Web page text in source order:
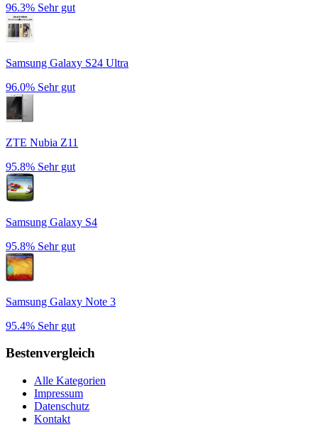
96.3% Sehr gut
Samsung Galaxy S24 Ultra
96.0% Sehr gut
ZTE Nubia Z11
95.8% Sehr gut
Samsung Galaxy S4
95.8% Sehr gut
Samsung Galaxy Note 3
95.4% Sehr gut
Bestenvergleich
Alle Kategorien
Impressum
Datenschutz
Kontakt